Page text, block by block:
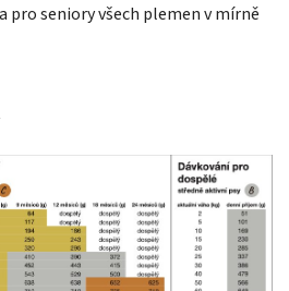
pro seniory všech plemen v mírně